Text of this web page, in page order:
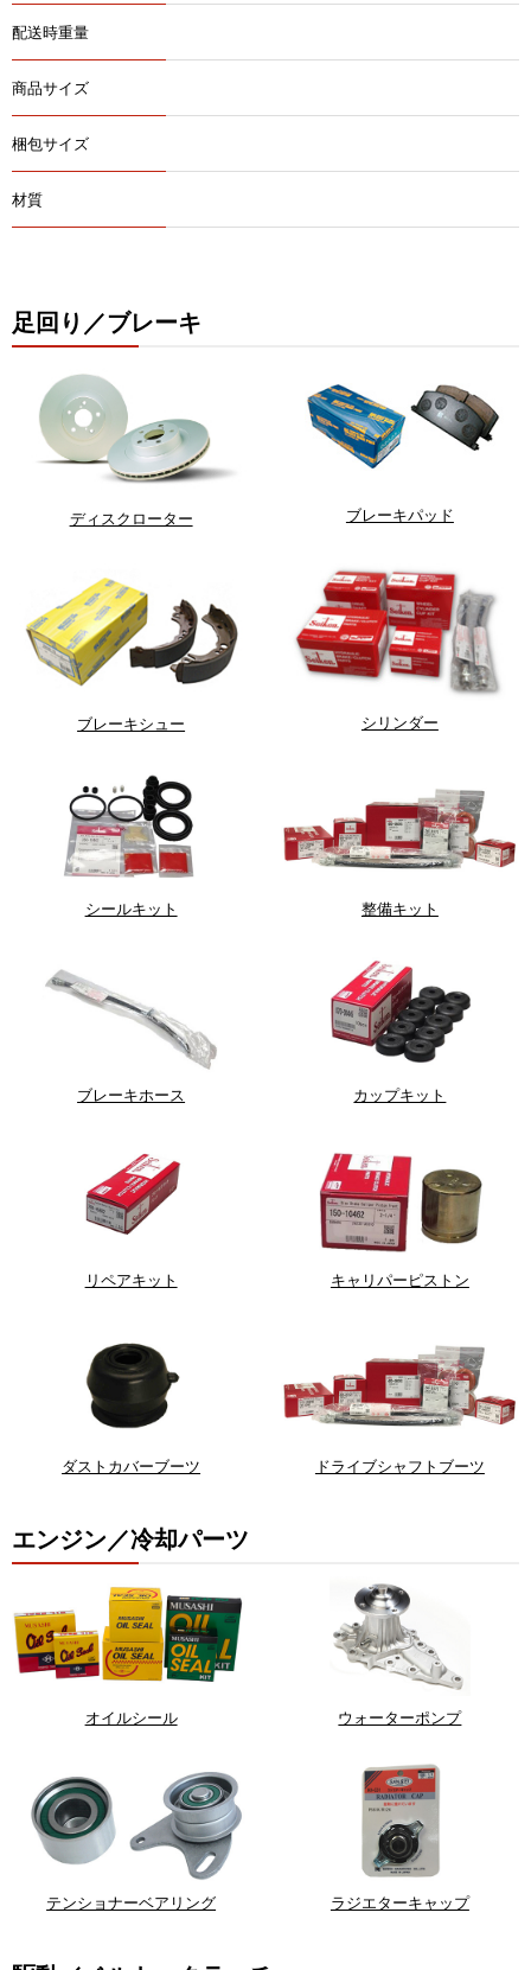
配送時重量
商品サイズ
梱包サイズ
材質
足回り／ブレーキ
ディスクローター ブレーキパッド
ブレーキシュー シリンダー
シールキット 整備キット
ブレーキホース カップキット
リペアキット キャリパーピストン
ダストカバーブーツ ドライブシャフトブーツ
エンジン／冷却パーツ
オイルシール ウォーターポンプ
テンショナーベアリング ラジエターキャップ